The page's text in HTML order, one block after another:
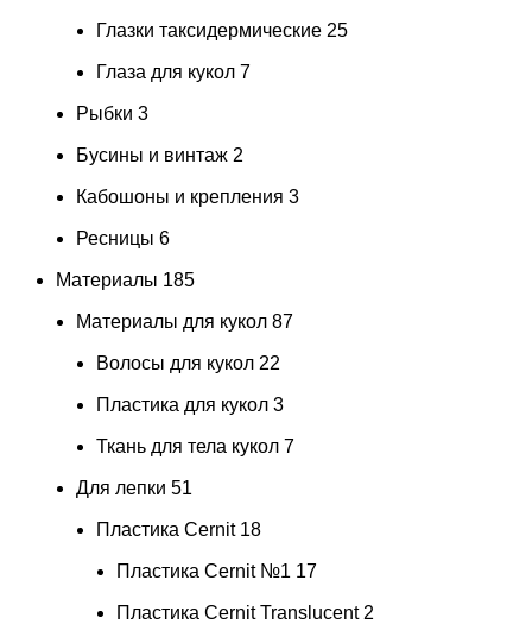
Глазки таксидермические 25
Глаза для кукол 7
Рыбки 3
Бусины и винтаж 2
Кабошоны и крепления 3
Ресницы 6
Материалы 185
Материалы для кукол 87
Волосы для кукол 22
Пластика для кукол 3
Ткань для тела кукол 7
Для лепки 51
Пластика Cernit 18
Пластика Cernit №1 17
Пластика Cernit Translucent 2